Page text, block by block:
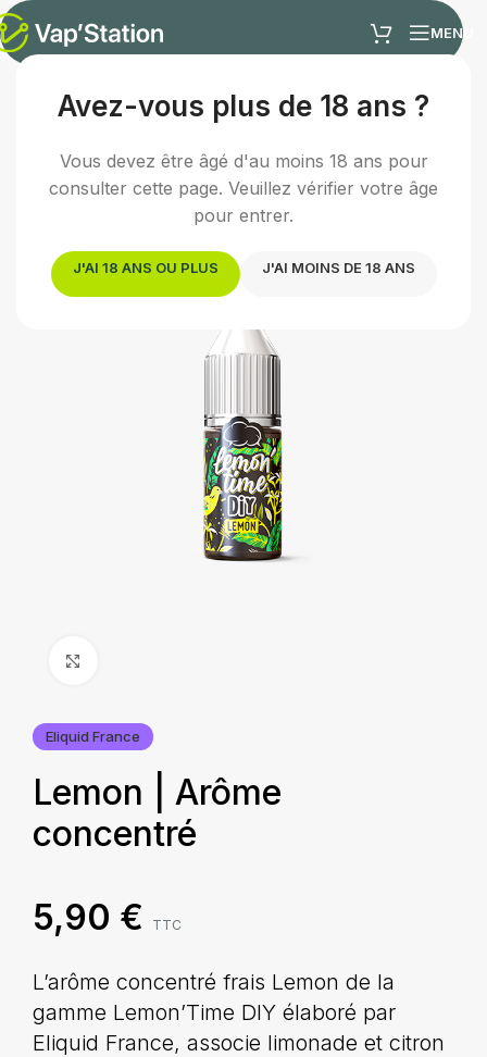
Avez-vous plus de 18 ans ?
Vous devez être âgé d'au moins 18 ans pour
consulter cette page. Veuillez vérifier votre âge
pour entrer.
J'AI 18 ANS OU PLUS J'AI MOINS DE 18 ANS
MENU
Accueil /E-liquides/Arômes concentrés DIY
Eliquid France
Lemon | Arôme
concentré
5,90 € TTC
L’arôme concentré frais Lemon de la
gamme Lemon’Time DIY élaboré par
Eliquid France, associe limonade et citron